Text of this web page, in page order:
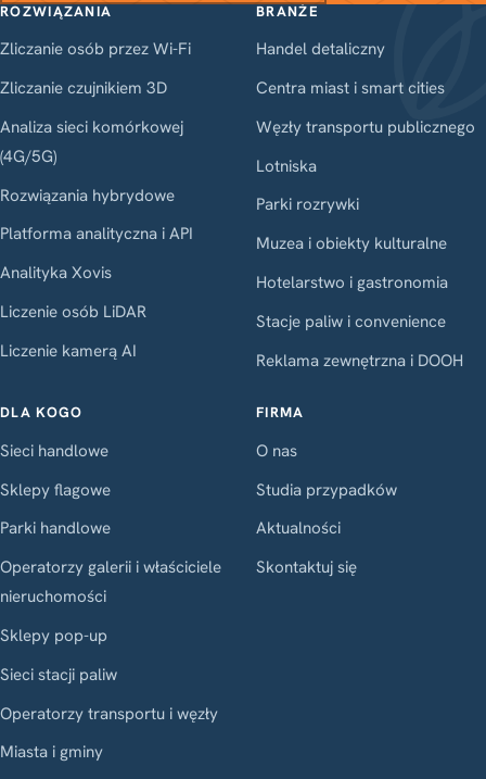
ROZWIĄZANIA
Zliczanie osób przez Wi-Fi
Zliczanie czujnikiem 3D
Analiza sieci komórkowej
(4G/5G)
Rozwiązania hybrydowe
Platforma analityczna i API
Analityka Xovis
Liczenie osób LiDAR
Liczenie kamerą AI
BRANŻE
Handel detaliczny
Centra miast i smart cities
Węzły transportu publicznego
Lotniska
Parki rozrywki
Muzea i obiekty kulturalne
Hotelarstwo i gastronomia
Stacje paliw i convenience
Reklama zewnętrzna i DOOH
DLA KOGO
Sieci handlowe
Sklepy flagowe
Parki handlowe
Operatorzy galerii i właściciele
nieruchomości
Sklepy pop-up
Sieci stacji paliw
Operatorzy transportu i węzły
Miasta i gminy
FIRMA
O nas
Studia przypadków
Aktualności
Skontaktuj się